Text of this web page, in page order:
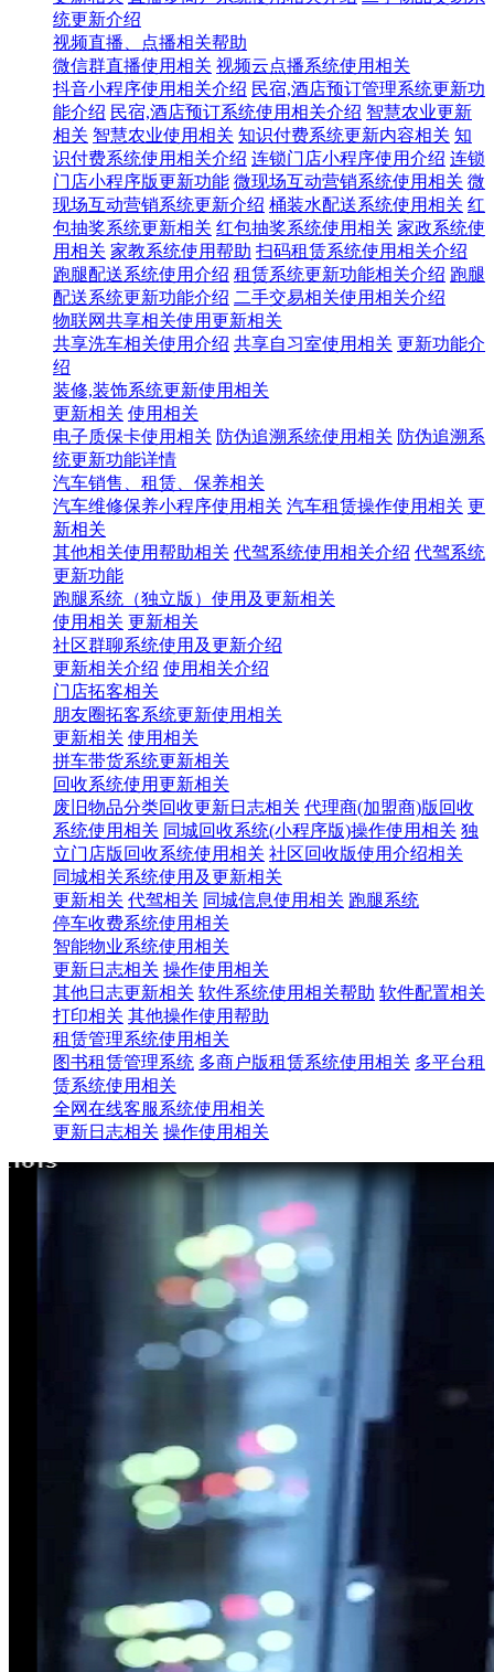
统更新介绍
视频直播、点播相关帮助
微信群直播使用相关 视频云点播系统使用相关
抖音小程序使用相关介绍 民宿,酒店预订管理系统更新功
能介绍 民宿,酒店预订系统使用相关介绍 智慧农业更新
相关 智慧农业使用相关 知识付费系统更新内容相关 知
识付费系统使用相关介绍 连锁门店小程序使用介绍 连锁
门店小程序版更新功能 微现场互动营销系统使用相关 微
现场互动营销系统更新介绍 桶装水配送系统使用相关 红
包抽奖系统更新相关 红包抽奖系统使用相关 家政系统使
用相关 家教系统使用帮助 扫码租赁系统使用相关介绍
跑腿配送系统使用介绍 租赁系统更新功能相关介绍 跑腿
配送系统更新功能介绍 二手交易相关使用相关介绍
物联网共享相关使用更新相关
共享洗车相关使用介绍 共享自习室使用相关 更新功能介
绍
装修,装饰系统更新使用相关
更新相关 使用相关
电子质保卡使用相关 防伪追溯系统使用相关 防伪追溯系
统更新功能详情
汽车销售、租赁、保养相关
汽车维修保养小程序使用相关 汽车租赁操作使用相关 更
新相关
其他相关使用帮助相关 代驾系统使用相关介绍 代驾系统
更新功能
跑腿系统（独立版）使用及更新相关
使用相关 更新相关
社区群聊系统使用及更新介绍
更新相关介绍 使用相关介绍
门店拓客相关
朋友圈拓客系统更新使用相关
更新相关 使用相关
拼车带货系统更新相关
回收系统使用更新相关
废旧物品分类回收更新日志相关 代理商(加盟商)版回收
系统使用相关 同城回收系统(小程序版)操作使用相关 独
立门店版回收系统使用相关 社区回收版使用介绍相关
同城相关系统使用及更新相关
更新相关 代驾相关 同城信息使用相关 跑腿系统
停车收费系统使用相关
智能物业系统使用相关
更新日志相关 操作使用相关
其他日志更新相关 软件系统使用相关帮助 软件配置相关
打印相关 其他操作使用帮助
租赁管理系统使用相关
图书租赁管理系统 多商户版租赁系统使用相关 多平台租
赁系统使用相关
全网在线客服系统使用相关
更新日志相关 操作使用相关